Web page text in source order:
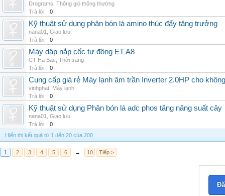
Drograms Thông gió thông thường
Trả lời:
0
Kỹ thuật sử dụng phân bón lá amino thúc đẩy tăng trưởng
nana01
Giao lưu
Trả lời:
0
Máy dập nắp cốc tự động ET A8
CT Ha Bac Thời trang
Trả lời:
0
Cung cấp giá rẻ Máy lạnh âm trần Inverter 2.0HP cho
vinhphat Máy lạnh
Trả lời:
0
Kỹ thuật sử dụng Phân bón lá adc phos tăng năng suất cây
nana01
Giao lưu
Trả lời:
0
Hiển thị kết quả từ 1 đến 20 của 200
1 2 3 4 5 6 → 10 Tiếp >